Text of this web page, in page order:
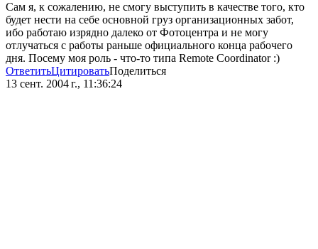
Сам я, к сожалению, не смогу выступить в качестве того, кто
будет нести на себе основной груз организационных забот,
ибо работаю изрядно далеко от Фотоцентра и не могу
отлучаться с работы раньше официального конца рабочего
дня. Посему моя роль - что-то типа Remote Coordinator :)
ОтветитьЦитироватьПоделиться
13 сент. 2004 г., 11:36:24